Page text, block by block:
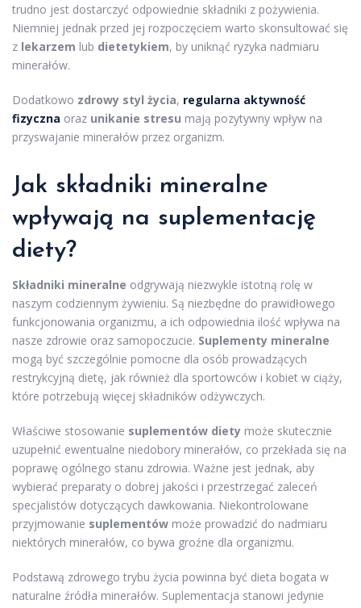
trudno jest dostarczyć odpowiednie składniki z pożywienia.
Niemniej jednak przed jej rozpoczęciem warto skonsultować się
z lekarzem lub dietetykiem, by uniknąć ryzyka nadmiaru
minerałów.
Dodatkowo zdrowy styl życia, regularna aktywność
fizyczna oraz unikanie stresu mają pozytywny wpływ na
przyswajanie minerałów przez organizm.
Jak składniki mineralne
wpływają na suplementację
diety?
Składniki mineralne odgrywają niezwykle istotną rolę w
naszym codziennym żywieniu. Są niezbędne do prawidłowego
funkcjonowania organizmu, a ich odpowiednia ilość wpływa na
nasze zdrowie oraz samopoczucie. Suplementy mineralne
mogą być szczególnie pomocne dla osób prowadzących
restrykcyjną dietę, jak również dla sportowców i kobiet w ciąży,
które potrzebują więcej składników odżywczych.
Właściwe stosowanie suplementów diety może skutecznie
uzupełnić ewentualne niedobory minerałów, co przekłada się na
poprawę ogólnego stanu zdrowia. Ważne jest jednak, aby
wybierać preparaty o dobrej jakości i przestrzegać zaleceń
specjalistów dotyczących dawkowania. Niekontrolowane
przyjmowanie suplementów może prowadzić do nadmiaru
niektórych minerałów, co bywa groźne dla organizmu.
Podstawą zdrowego trybu życia powinna być dieta bogata w
naturalne źródła minerałów. Suplementacja stanowi jedynie